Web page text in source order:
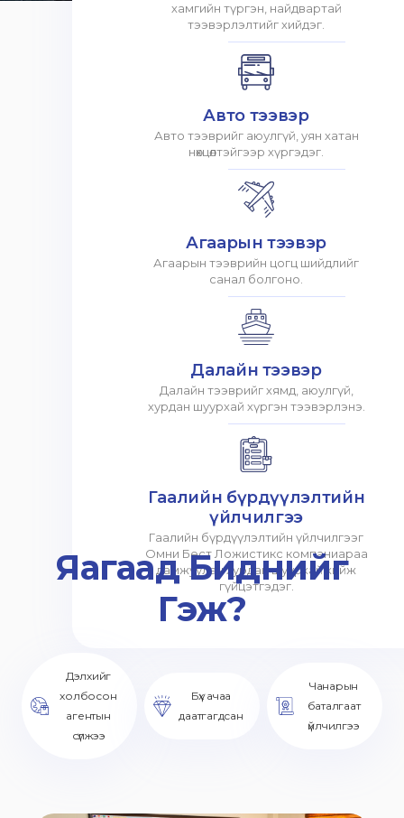
хамгийн түргэн, найдвартай
тээвэрлэлтийг хийдэг.
Авто тээвэр
Авто тээврийг аюулгүй, уян хатан
нөхцөлтэйгээр хүргэдэг.
Агаарын тээвэр
Агаарын тээврийн цогц шийдлийг
санал болгоно.
Далайн тээвэр
Далайн тээврийг хямд, аюулгүй,
хурдан шуурхай хүргэн тээвэрлэнэ.
Гаалийн бүрдүүлэлтийн
үйлчилгээ
Гаалийн бүрдүүлэлтийн үйлчилгээг
Омни Бест Ложистикс компаниараа
дамжуулан хурдан шуурхай хийж
гүйцэтгэдэг.
Яагаад Биднийг
Гэж?
Дэлхийг
холбосон
агентын
сүлжээ
Бүх ачаа
даатгагдсан
Чанарын
баталгаат
үйлчилгээ